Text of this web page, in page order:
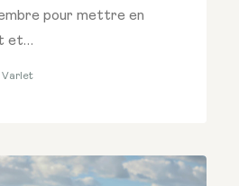
pour mettre en
et…
Varlet